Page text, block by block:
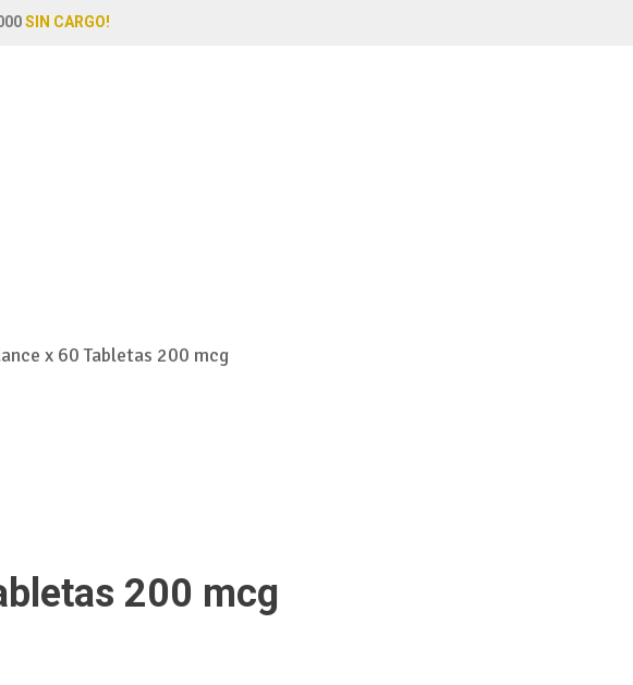
SIN CARGO!
x 60 Tabletas 200 mcg
200 mcg